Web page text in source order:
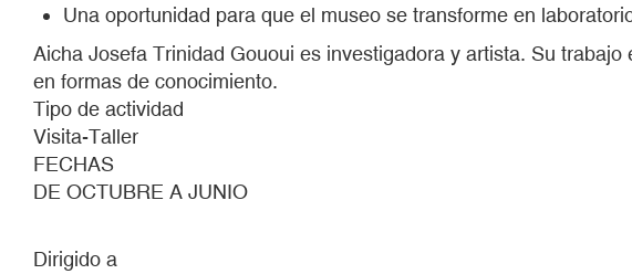
Una oportunidad para que el museo se transforme en
Aicha Josefa Trinidad Gououi es investigadora y artista. Su
en formas de conocimiento.
Tipo de actividad
Visita-Taller
FECHAS
DE OCTUBRE A JUNIO
Dirigido a